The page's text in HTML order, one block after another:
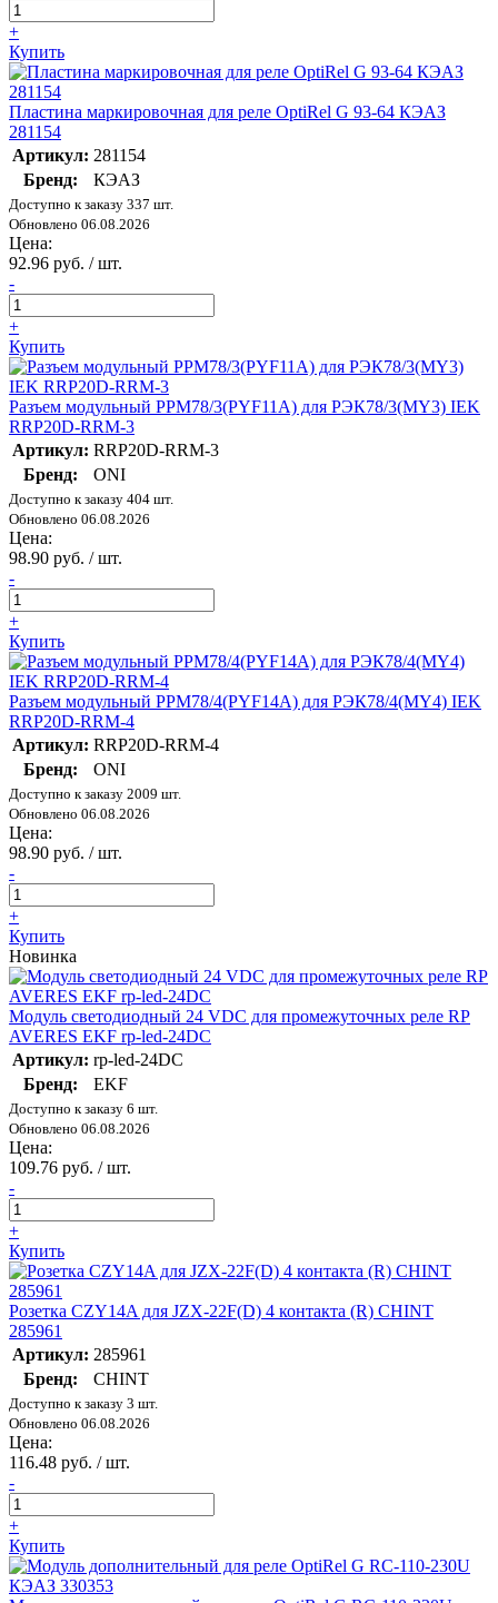
+
Купить
Пластина маркировочная для реле OptiRel G 93-64 КЭАЗ
281154
Артикул: 281154
Бренд:
КЭАЗ
Доступно к заказу 337 шт.
Обновлено 06.08.2026
Цена:
92.96 руб. / шт.
-
+
Купить
Разъем модульный РРМ78/3(PYF11A) для РЭК78/3(MY3) IEK
RRP20D-RRM-3
Артикул: RRP20D-RRM-3
Бренд:
ONI
Доступно к заказу 404 шт.
Обновлено 06.08.2026
Цена:
98.90 руб. / шт.
-
+
Купить
Разъем модульный РРМ78/4(PYF14A) для РЭК78/4(MY4) IEK
RRP20D-RRM-4
Артикул: RRP20D-RRM-4
Бренд:
ONI
Доступно к заказу 2009 шт.
Обновлено 06.08.2026
Цена:
98.90 руб. / шт.
-
+
Купить
Новинка
Модуль светодиодный 24 VDC для промежуточных реле RP
AVERES EKF rp-led-24DC
Артикул: rp-led-24DC
Бренд:
EKF
Доступно к заказу 6 шт.
Обновлено 06.08.2026
Цена:
109.76 руб. / шт.
-
+
Купить
Розетка CZY14A для JZX-22F(D) 4 контакта (R) CHINT
285961
Артикул: 285961
Бренд:
CHINT
Доступно к заказу 3 шт.
Обновлено 06.08.2026
Цена:
116.48 руб. / шт.
-
+
Купить